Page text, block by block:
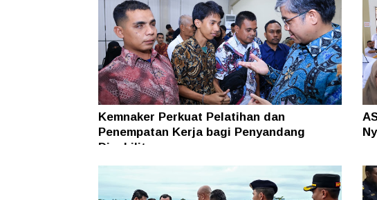
Kemnaker Perkuat Pelatihan dan
Penempatan Kerja bagi Penyandang
Disabilitas